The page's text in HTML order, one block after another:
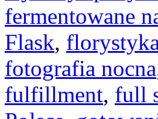
fermentowane
Flask,
fotografia nocna
fulfillment, full